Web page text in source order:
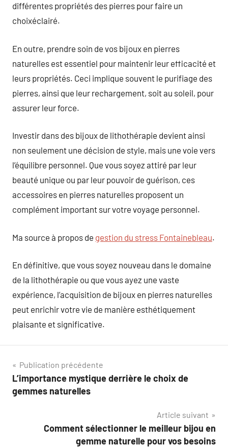
différentes propriétés des pierres pour faire un
choixéclairé.
En outre, prendre soin de vos bijoux en pierres
naturelles est essentiel pour maintenir leur efficacité et
leurs propriétés. Ceci implique souvent le purifiage des
pierres, ainsi que leur rechargement, soit au soleil, pour
assurer leur force.
Investir dans des bijoux de lithothérapie devient ainsi
non seulement une décision de style, mais une voie vers
l’équilibre personnel. Que vous soyez attiré par leur
beauté unique ou par leur pouvoir de guérison, ces
accessoires en pierres naturelles proposent un
complément important sur votre voyage personnel.
Ma source à propos de gestion du stress Fontainebleau.
En définitive, que vous soyez nouveau dans le domaine
de la lithothérapie ou que vous ayez une vaste
expérience, l’acquisition de bijoux en pierres naturelles
peut enrichir votre vie de manière esthétiquement
plaisante et significative.
Navigation
de
Publication précédente
L’importance mystique derrière le choix de
gemmes naturelles
Article suivant
Comment sélectionner le meilleur bijou en
gemme naturelle pour vos besoins